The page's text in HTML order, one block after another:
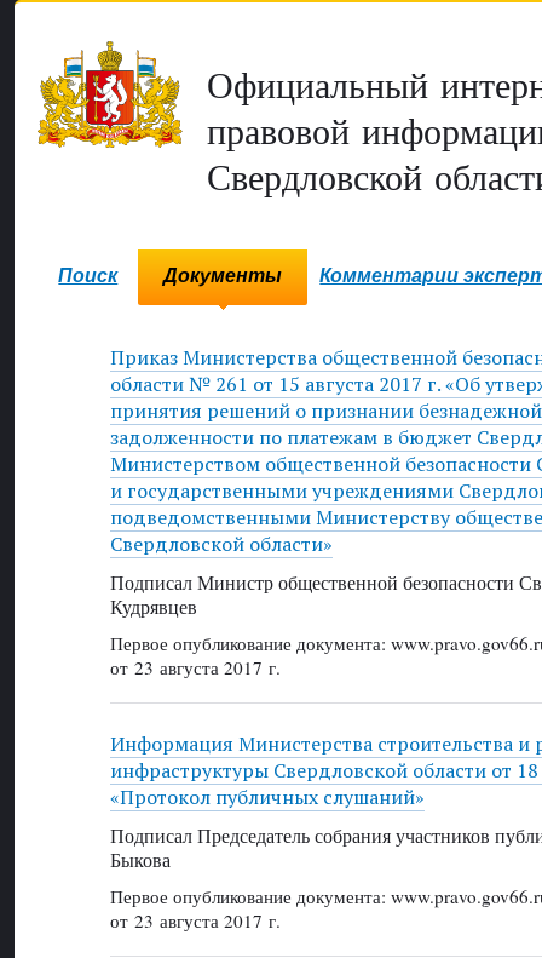
Официальный
правовой
Свердловской
Поиск Документы Комментарии
Приказ Министерства общественной
области № 261 от 15 августа 2017 г. «Об
принятия решений о признании
задолженности по платежам в бюджет
Министерством общественной безопасности
и государственными учреждениями
подведомственными Министерству
Свердловской области»
Подписал Министр общественной безопасности
Кудрявцев
Первое опубликование документа:
от 23 августа 2017 г.
Информация Министерства строительства и
инфраструктуры Свердловской области от 18
«Протокол публичных слушаний»
Подписал Председатель собрания участников
Быкова
Первое опубликование документа:
от 23 августа 2017 г.